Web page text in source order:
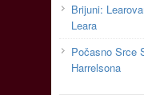
Brijuni:
Leara
Počasno Srce
Harrelsona